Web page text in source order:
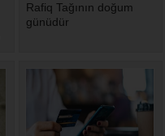
Rafiq Tağının doğum
günüdür